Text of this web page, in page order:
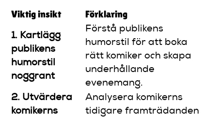
Viktig insikt Förklaring
1. Kartlägg
publikens
humorstil
noggrant
Förstå publikens
humorstil för att boka
rätt komiker och skapa
underhållande
evenemang.
2. Utvärdera
komikerns
Analysera komikerns
tidigare framträdanden